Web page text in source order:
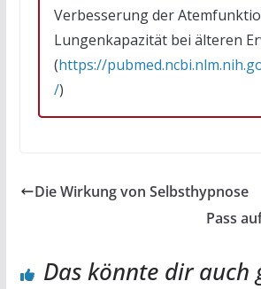
Verbesserung der
Lungenkapazität bei älteren
(https://
/)
Die Wirkung von Selbsthypnose
Pass
Das könnte dir auch